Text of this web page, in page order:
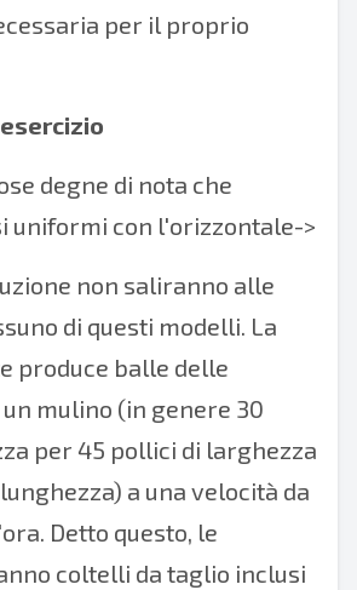
per il proprio
degne di nota che
uniformi con l'orizzontale->
non saliranno alle
di questi modelli. La
produce balle delle
mulino (in genere 30
per 45 pollici di larghezza
a una velocità da
Detto questo, le
coltelli da taglio inclusi